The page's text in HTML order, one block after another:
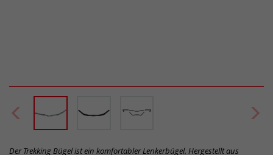
Der Trekking Bügel ist ein komfortabler Lenkerbügel. Hergestellt aus